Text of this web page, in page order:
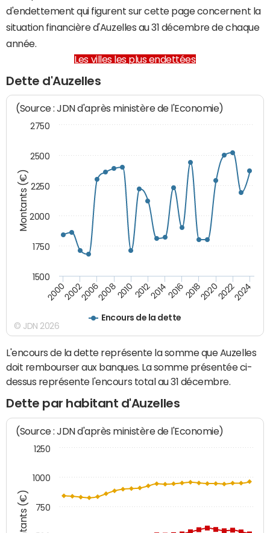
d'endettement qui figurent sur cette page concernent la
situation financière d'Auzelles au 31 décembre de chaque
année.
Les villes les plus endettées
Dette d'Auzelles
Montants (€)
(Source : JDN d'après ministère de l'Economie)
Encours de la dette
200020022006200820102012201420162018202020222024
1500
1750
2000
2250
2500
2750
© JDN 2026
L'encours de la dette représente la somme que Auzelles
doit rembourser aux banques. La somme présentée ci-
dessus représente l'encours total au 31 décembre.
Dette par habitant d'Auzelles
(Source : JDN d'après ministère de l'Economie)
750
1000
1250